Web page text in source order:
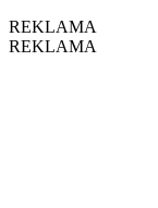
REKLAMA
REKLAMA